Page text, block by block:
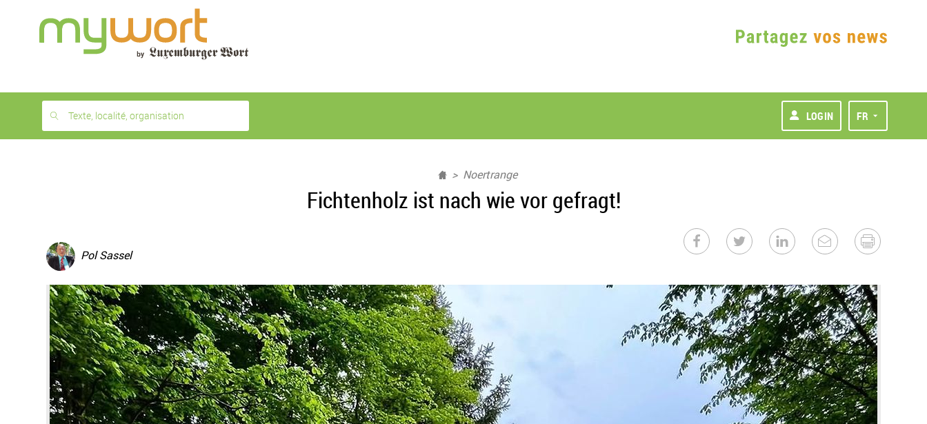
month
free
Texte, localité, organisation LOGIN FR
Noertrange
Fichtenholz ist nach wie vor gefragt!
Pol Sassel